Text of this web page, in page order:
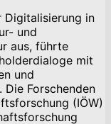
Digitalisierung in
und
aus, führte
mit
und
Forschenden
(IÖW)